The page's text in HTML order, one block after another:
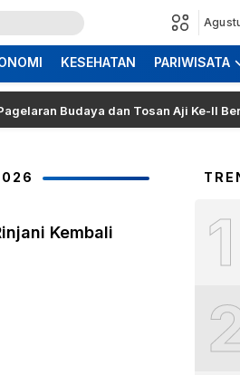
KESEHATAN PARIWISATA
Budaya dan Tosan Aji Ke-II Bertajuk
Kembali
1